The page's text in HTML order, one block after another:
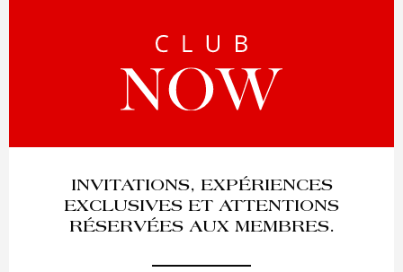
INVITATIONS, EXPÉRIENCES
EXCLUSIVES ET ATTENTIONS
RÉSERVÉES AUX MEMBRES.